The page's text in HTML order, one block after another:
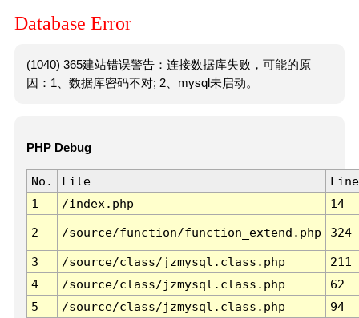
Database Error
(1040) 365建站错误警告：连接数据库失败，可能的原
因：1、数据库密码不对; 2、mysql未启动。
PHP Debug
No. File
Line
1
/index.php 14
2 /source/function/function_extend.php 324
3 /source/class/jzmysql.class.php
211
4
/source/class/jzmysql.class.php
62
5
/source/class/jzmysql.class.php
94